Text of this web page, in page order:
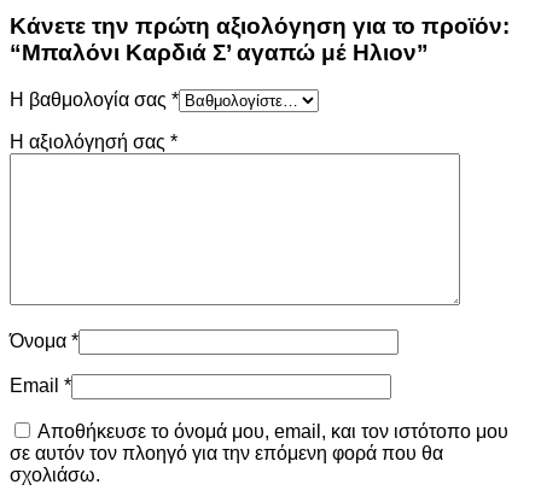
Κάνετε την πρώτη αξιολόγηση για το προϊόν:
“Μπαλόνι Καρδιά Σ’ αγαπώ μέ Ηλιον”
Η βαθμολογία σας *
Η αξιολόγησή σας *
Όνομα *
Email *
Αποθήκευσε το όνομά μου, email, και τον ιστότοπο μου
σε αυτόν τον πλοηγό για την επόμενη φορά που θα
σχολιάσω.